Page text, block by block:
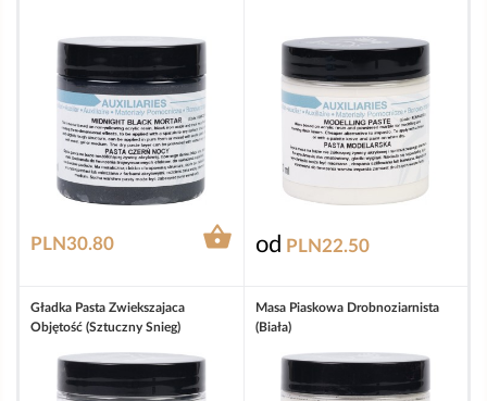
PLN30.80  od PLN22.50
Gładka Pasta Zwiekszajaca
Objętość (sztuczny Snieg)
Masa Piaskowa Drobnoziarnista
(biała)